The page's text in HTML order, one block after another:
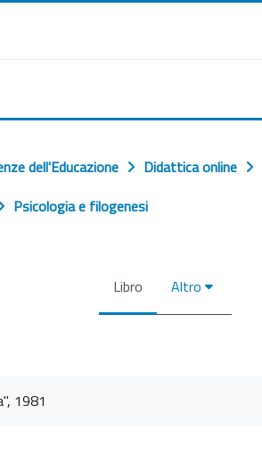
dell'Educazione Didattica online
Psicologia e filogenesi
Libro Altro
1981